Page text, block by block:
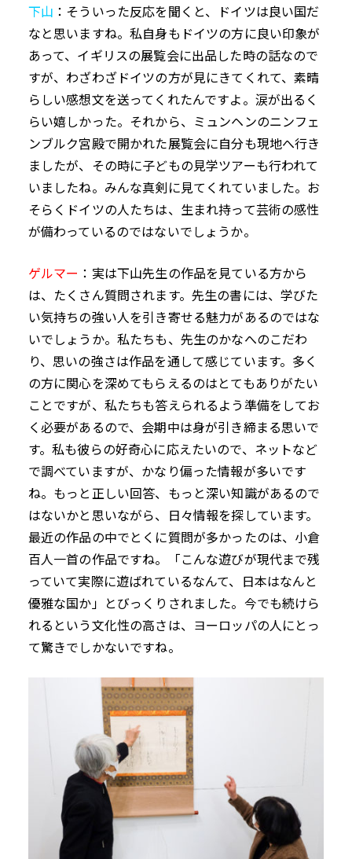
下山 ：そういった反応を聞くと、ドイツは良い国だ
なと思いますね。私自身もドイツの方に良い印象が
あって、イギリスの展覧会に出品した時の話なので
すが、わざわざドイツの方が見にきてくれて、素晴
らしい感想文を送ってくれたんですよ。涙が出るく
らい嬉しかった。それから、ミュンヘンのニンフェ
ンブルク宮殿で開かれた展覧会に自分も現地へ行き
ましたが、その時に子どもの見学ツアーも行われて
いましたね。みんな真剣に見てくれていました。お
そらくドイツの人たちは、生まれ持って芸術の感性
が備わっているのではないでしょうか。
ゲルマー ：実は下山先生の作品を見ている方から
は、たくさん質問されます。先生の書には、学びた
い気持ちの強い人を引き寄せる魅力があるのではな
いでしょうか。私たちも、先生のかなへのこだわ
り、思いの強さは作品を通して感じています。多く
の方に関心を深めてもらえるのはとてもありがたい
ことですが、私たちも答えられるよう準備をしてお
く必要があるので、会期中は身が引き締まる思いで
す。私も彼らの好奇心に応えたいので、ネットなど
で調べていますが、かなり偏った情報が多いです
ね。もっと正しい回答、もっと深い知識があるので
はないかと思いながら、日々情報を探しています。
最近の作品の中でとくに質問が多かったのは、小倉
百人一首の作品ですね。「こんな遊びが現代まで残
っていて実際に遊ばれているなんて、日本はなんと
優雅な国か」とびっくりされました。今でも続けら
れるという文化性の高さは、ヨーロッパの人にとっ
て驚きでしかないですね。